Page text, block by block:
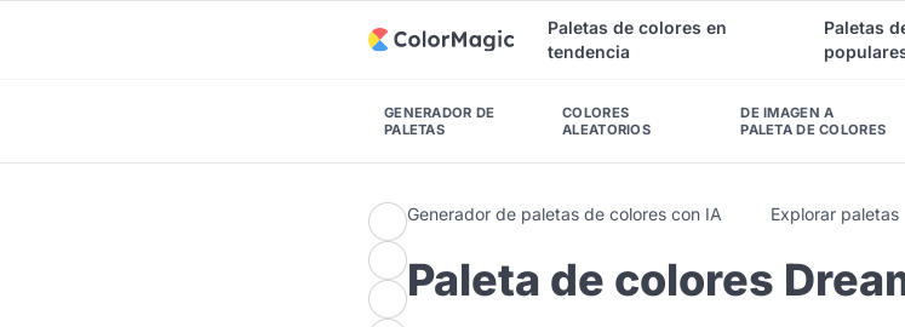
Paletas de colores en
tendencia
Paletas
GENERADOR DE
PALETAS
COLORES
ALEATORIOS
DE IMAGEN A
PALETA DE COLORES
Generador de paletas de colores con IA Explorar paletas
Paleta de colores